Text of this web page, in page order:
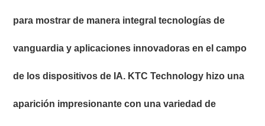
para mostrar de manera integral tecnologías de
vanguardia y aplicaciones innovadoras en el campo
de los dispositivos de IA. KTC Technology hizo una
aparición impresionante con una variedad de